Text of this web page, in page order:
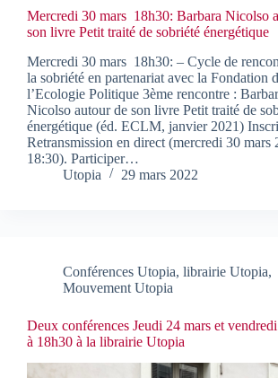
Mercredi 30 mars 18h30: Barbara Nicolso
son livre Petit traité de sobriété énergétique
Mercredi 30 mars 18h30: – Cycle de
la sobriété en partenariat avec la Fondation
l’Ecologie Politique 3ème rencontre :
Nicolso autour de son livre Petit traité de
énergétique (éd. ECLM, janvier 2021)
Retransmission en direct (mercredi 30 mars
18:30). Participer…
Utopia
29 mars 2022
Conférences Utopia, librairie Utopia,
Mouvement Utopia
Deux conférences Jeudi 24 mars et
à 18h30 à la librairie Utopia